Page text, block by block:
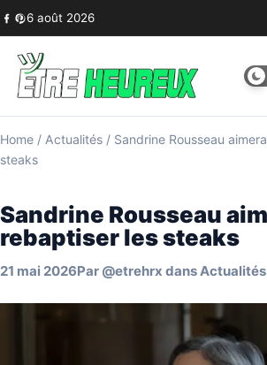
Skip to content
6 août 2026
Home / Actualités / Sandrine Rousseau
steaks
Sandrine Rousseau
rebaptiser les steaks
21 mai 2026Par @etrehrx dansActualités